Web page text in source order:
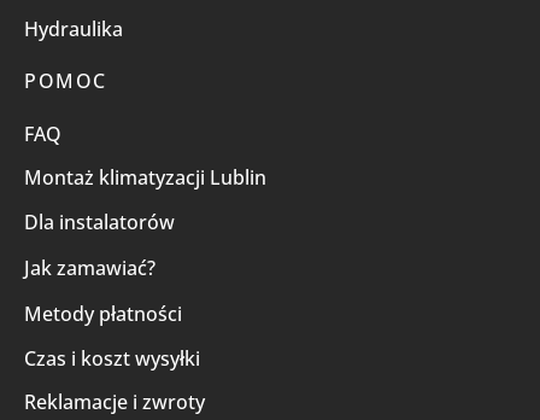
Hydraulika
POMOC
FAQ
Montaż klimatyzacji Lublin
Dla instalatorów
Jak zamawiać?
Metody płatności
Czas i koszt wysyłki
Reklamacje i zwroty